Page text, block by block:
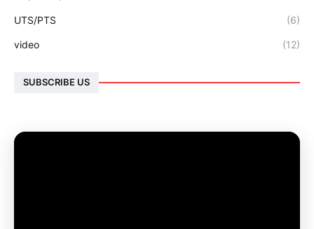
UTS/PTS (6)
video (12)
SUBSCRIBE US